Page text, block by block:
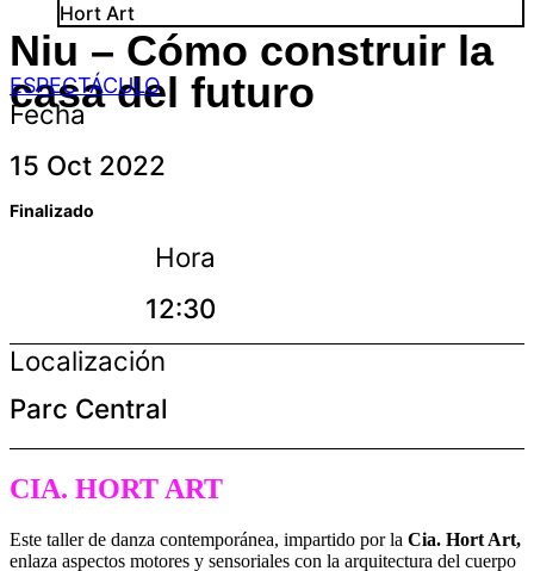
Hort Art
Niu – Cómo construir la
casa del futuro
ESPECTÁCULO
Fecha
15 Oct 2022
Finalizado
Hora
12:30
Localización
Parc Central
CIA. HORT ART
Este taller de danza contemporánea, impartido por la Cia. Hort Art,
enlaza aspectos motores y sensoriales con la arquitectura del cuerpo